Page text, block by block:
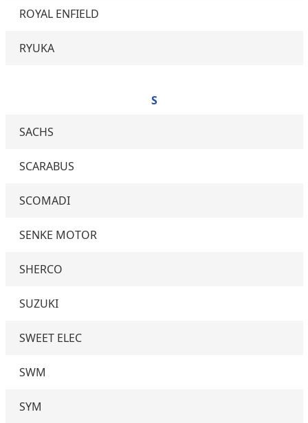
ROYAL ENFIELD
RYUKA
S
SACHS
SCARABUS
SCOMADI
SENKE MOTOR
SHERCO
SUZUKI
SWEET ELEC
SWM
SYM